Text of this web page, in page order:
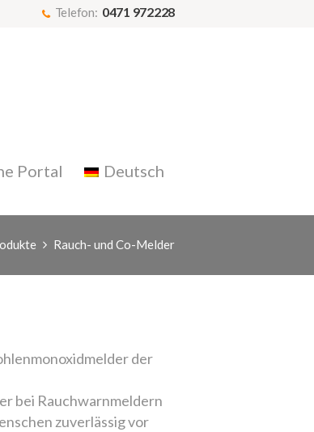
Telefon: 0471 972228
Portal Deutsch
Rauch- und Co-Melder
der
bei Rauchwarnmeldern
zuverlässig vor